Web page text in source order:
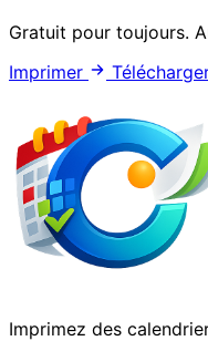
Gratuit pour toujours.
Imprimer
Imprimez des